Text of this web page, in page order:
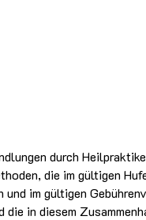
durch
die im gültigen
im gültigen
in diesem